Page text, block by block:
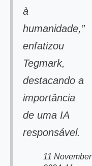
à
humanidade,”
enfatizou
Tegmark,
destacando a
importância
de uma IA
responsável.
11 November